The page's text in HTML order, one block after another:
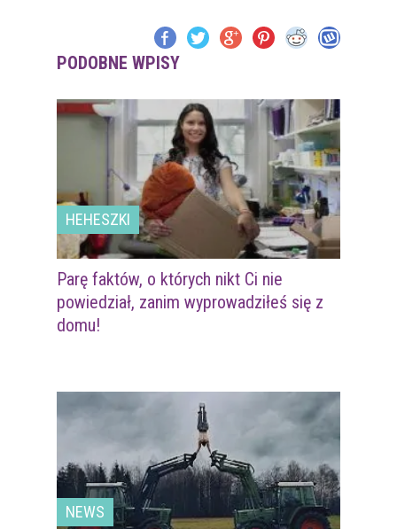
PODOBNE WPISY
HEHESZKI
Parę faktów, o których nikt Ci nie
powiedział, zanim wyprowadziłeś się z
domu!
NEWS